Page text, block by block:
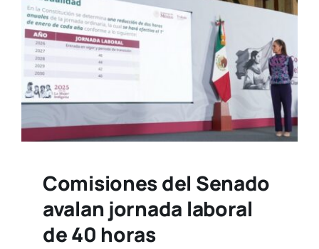
Comisiones del Senado
avalan jornada laboral
de 40 horas